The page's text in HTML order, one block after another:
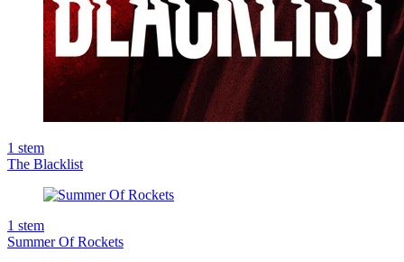
1 stem
The Blacklist
1 stem
Summer Of Rockets